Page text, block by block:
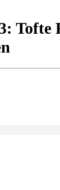
Tofte